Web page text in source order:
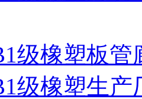
级橡塑板
级橡塑生